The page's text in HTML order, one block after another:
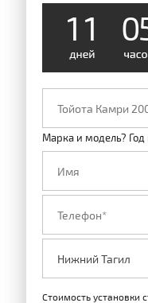
1 1 0
Марка и модель? Год
Стоимость установки